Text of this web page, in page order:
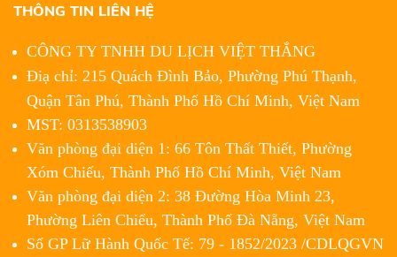
THÔNG TIN LIÊN HỆ
CÔNG TY TNHH DU LỊCH VIỆT THẮNG
Điạ chỉ: 215 Quách Đình Bảo, Phường Phú Thạnh,
Quận Tân Phú, Thành Phố Hồ Chí Minh, Việt Nam
MST: 0313538903
Văn phòng đại diện 1: 66 Tôn Thất Thiết, Phường
Xóm Chiếu, Thành Phố Hồ Chí Minh, Việt Nam
Văn phòng đại diện 2: 38 Đường Hòa Minh 23,
Phường Liên Chiểu, Thành Phố Đà Nẵng, Việt Nam
Số GP Lữ Hành Quốc Tế: 79 - 1852/2023 /CDLQGVN